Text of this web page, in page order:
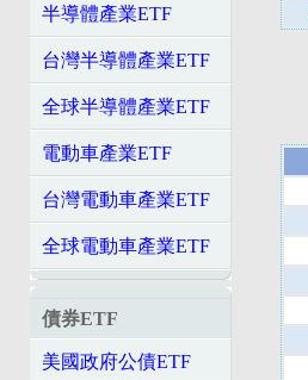
半導體產業ETF
台灣半導體產業ETF
全球半導體產業ETF
電動車產業ETF
台灣電動車產業ETF
全球電動車產業ETF
債券ETF
美國政府公債ETF